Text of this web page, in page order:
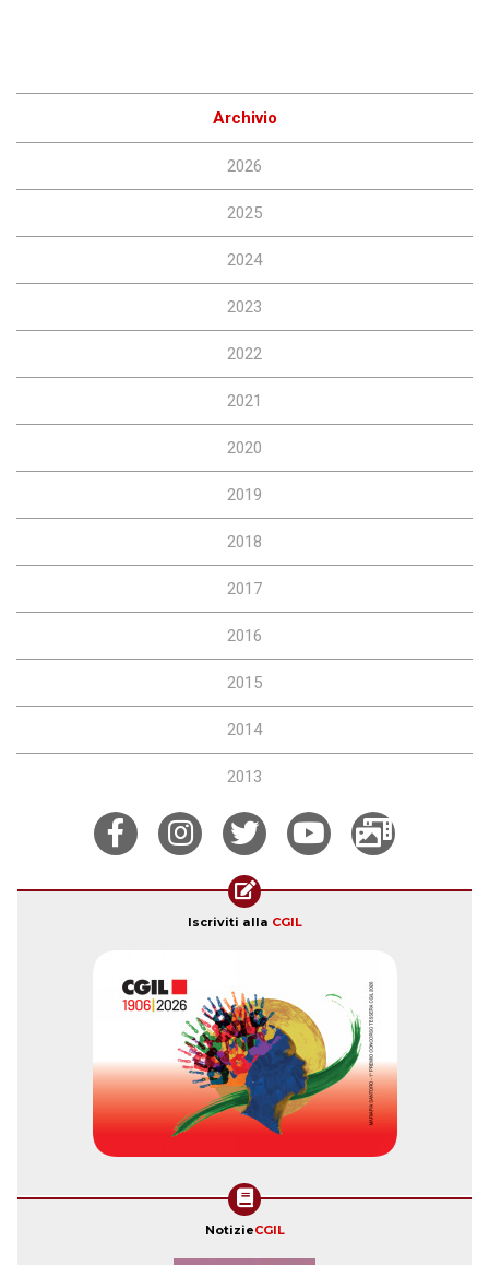
Archivio
2026
2025
2024
2023
2022
2021
2020
2019
2018
2017
2016
2015
2014
2013
Iscriviti alla CGIL
NotizieCGIL